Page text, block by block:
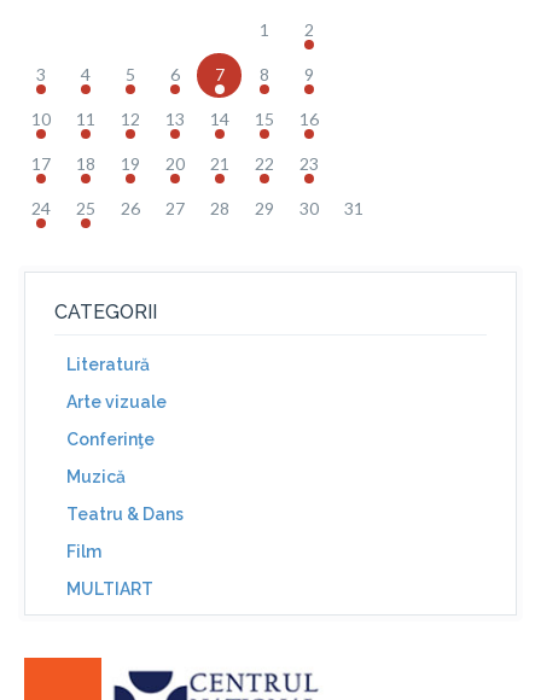
1 2
3 4 5 6 7 8 9
10 11 12 13 14 15 16
17 18 19 20 21 22 23
24 25 26 27 28 29 30 31
CATEGORII
Literatură
Arte vizuale
Conferinţe
Muzică
Teatru & Dans
Film
MULTIART